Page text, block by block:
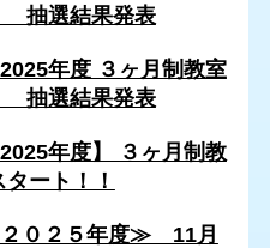
抽選結果発表
2025年度 ３ヶ月制教室
抽選結果発表
2025年度】 ３ヶ月制教
ート！！
０２５年度≫ 11月